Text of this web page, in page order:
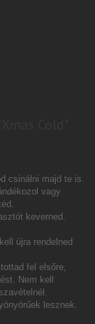
csinálni majd te is.
vagy
keverned.
újra rendelned
fel elsőre,
Nem kell
lesznek.